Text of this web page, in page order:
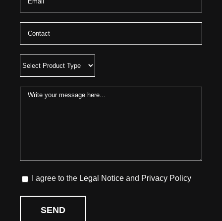
I agree to the Legal Notice and Privacy Policy